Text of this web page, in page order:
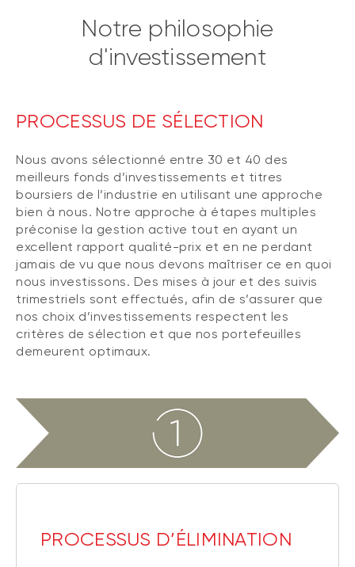
Notre philosophie
d'investissement
PROCESSUS DE SÉLECTION
Nous avons sélectionné entre 30 et 40 des
meilleurs fonds d’investissements et titres
boursiers de l’industrie en utilisant une approche
bien à nous. Notre approche à étapes multiples
préconise la gestion active tout en ayant un
excellent rapport qualité-prix et en ne perdant
jamais de vu que nous devons maîtriser ce en quoi
nous investissons. Des mises à jour et des suivis
trimestriels sont effectués, afin de s’assurer que
nos choix d’investissements respectent les
critères de sélection et que nos portefeuilles
demeurent optimaux.
PROCESSUS D’ÉLIMINATION